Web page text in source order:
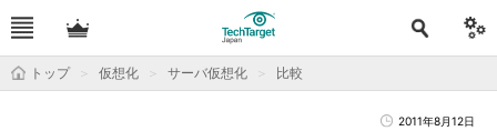
トップ 仮想化 サーバ仮想化 比較
2011年8月12日